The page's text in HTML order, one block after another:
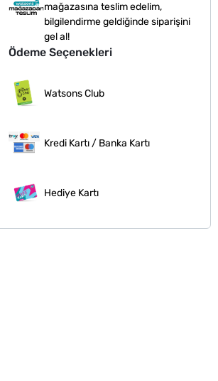
mağazasına teslim edelim,
bilgilendirme geldiğinde siparişini
gel al!
Ödeme Seçenekleri
Watsons Club
Kredi Kartı / Banka Kartı
Hediye Kartı